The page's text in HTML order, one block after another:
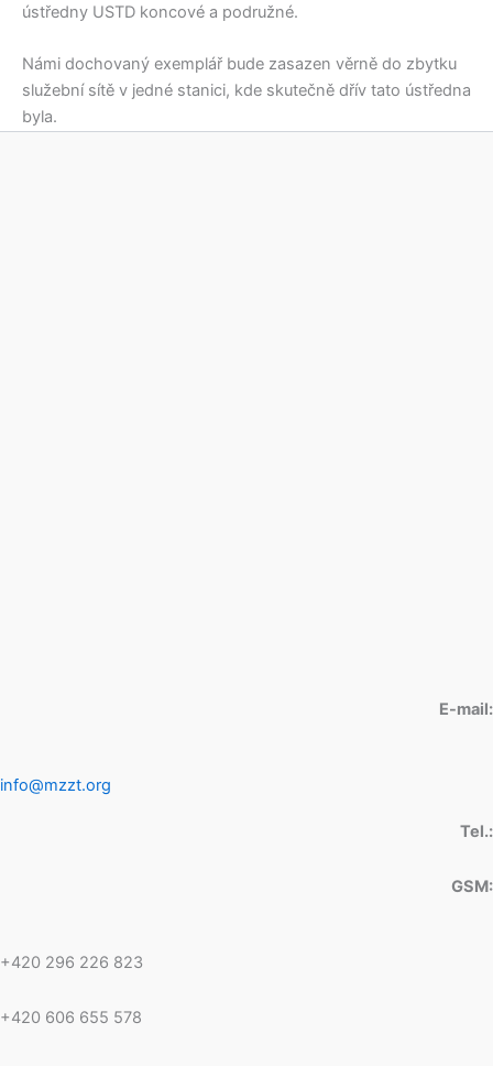
ústředny USTD koncové a podružné.
Námi dochovaný exemplář bude zasazen věrně do zbytku
služební sítě v jedné stanici, kde skutečně dřív tato ústředna
byla.
E-mail:
info@mzzt.org
Tel.:
GSM:
+420 296 226 823
+420 606 655 578